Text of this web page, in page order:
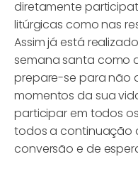
diretamente
litúrgicas como nas
Assim já está
semana santa como
prepare-se para não
momentos da sua
participar em todos
todos a continuação
conversão e de